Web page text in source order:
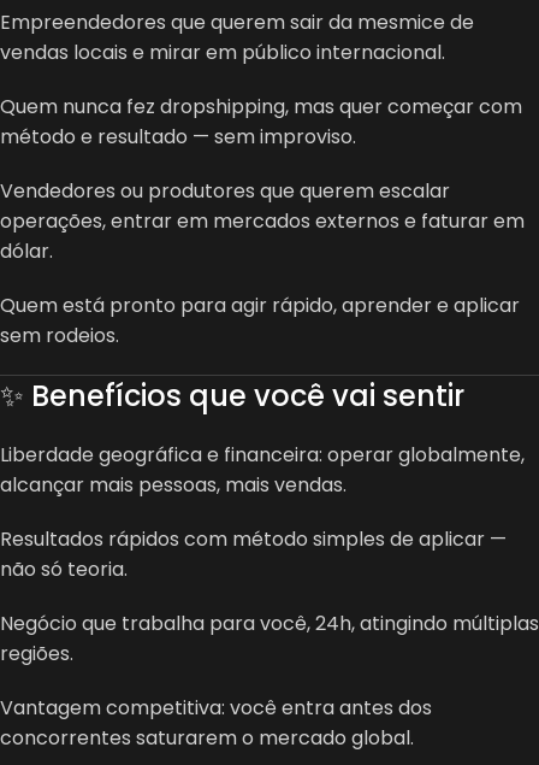
Empreendedores que querem sair da mesmice de
vendas locais e mirar em público internacional.
Quem nunca fez dropshipping, mas quer começar com
método e resultado — sem improviso.
Vendedores ou produtores que querem escalar
operações, entrar em mercados externos e faturar em
dólar.
Quem está pronto para agir rápido, aprender e aplicar
sem rodeios.
✨ Benefícios que você vai sentir
Liberdade geográfica e financeira: operar globalmente,
alcançar mais pessoas, mais vendas.
Resultados rápidos com método simples de aplicar —
não só teoria.
Negócio que trabalha para você, 24h, atingindo múltiplas
regiões.
Vantagem competitiva: você entra antes dos
concorrentes saturarem o mercado global.